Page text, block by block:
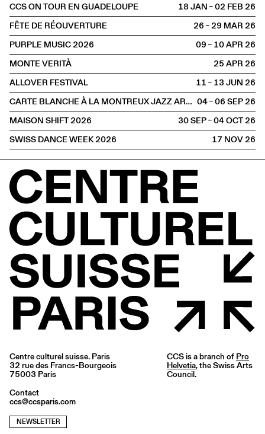
CCS ON TOUR EN GUADELOUPE
18 JAN – 02 FEB2026
FÊTE DE RÉOUVERTURE
26 – 29 MAR2026
PURPLE MUSIC 2026
09 – 10 APR2026
MONTE VERITÀ
25 APR2026
ALLOVER FESTIVAL
11 – 13 JUN2026
CARTE BLANCHE À LA MONTREUX JAZZ ARTISTS FOUNDATION 04 – 06 SEP2026
MAISON SHIFT 2026
30 SEP – 04 OCT2026
SWISS DANCE WEEK 2026
17 NOV2026
Centre culturel suisse. Paris
32 rue des Francs-Bourgeois
75003 Paris
Contact
ccs@ccsparis.com
NEWSLETTER
CCS is a branch of Pro
Helvetia, the Swiss Arts
Council.